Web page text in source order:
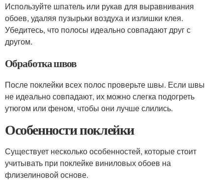
Используйте шпатель или рукав для выравнивания
обоев, удаляя пузырьки воздуха и излишки клея.
Убедитесь, что полосы идеально совпадают друг с
другом.
Обработка швов
После поклейки всех полос проверьте швы. Если швы
не идеально совпадают, их можно слегка подогреть
утюгом или феном, чтобы они лучше слились.
Особенности поклейки
Существует несколько особенностей, которые стоит
учитывать при поклейке виниловых обоев на
флизелиновой основе.